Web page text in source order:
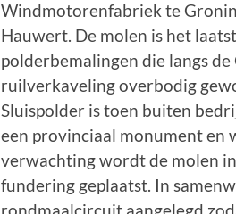
Windmotorenfabriek te
Hauwert. De molen is het
polderbemalingen die langs
ruilverkaveling overbodig
Sluispolder is toen buiten
een provinciaal monument en
verwachting wordt de molen
fundering geplaatst. In